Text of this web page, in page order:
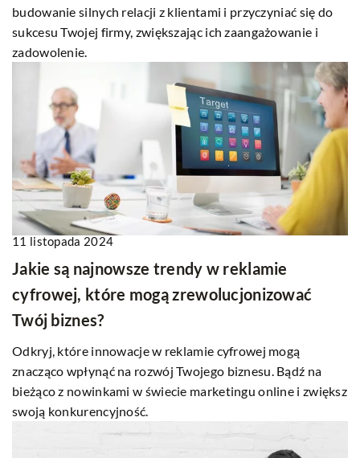
budowanie silnych relacji z klientami i przyczyniać się do
sukcesu Twojej firmy, zwiększając ich zaangażowanie i
zadowolenie.
11 listopada 2024
Jakie są najnowsze trendy w reklamie
cyfrowej, które mogą zrewolucjonizować
Twój biznes?
Odkryj, które innowacje w reklamie cyfrowej mogą
znacząco wpłynąć na rozwój Twojego biznesu. Bądź na
bieżąco z nowinkami w świecie marketingu online i zwiększ
swoją konkurencyjność.